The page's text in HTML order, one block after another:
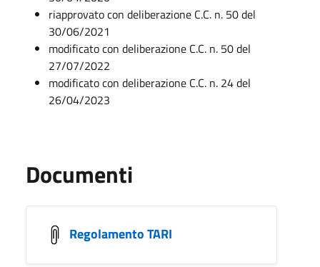
riapprovato con deliberazione C.C. n. 50 del
30/06/2021
modificato con deliberazione C.C. n. 50 del
27/07/2022
modificato con deliberazione C.C. n. 24 del
26/04/2023
Documenti
Regolamento TARI